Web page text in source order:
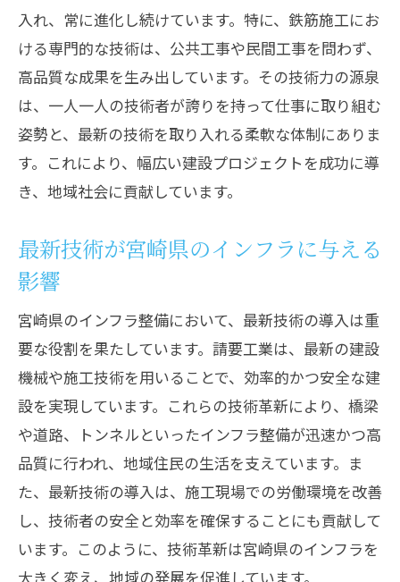
品質管理における先進的な技術の応用
安全と品質を両立する技術的工夫
施工現場での実践例と技術的成果
高品質施工を可能にする技術者たちの挑
戦
宮崎県の建設現場で輝く技術革新の実例
実例で見る技術革新と建設現場の変化
宮崎県の建設プロジェクトにおける技術
技術革新がもたらす現場の効率化と成果
現場での技術活用がもたらす未来への影
建設現場における技術者の挑戦と成長
未来を築く宮崎県の建設技術と地域貢献
地域発展に貢献する未来志向の建設技術
宮崎県の未来を支える建設業界の役割
請要工業が進める地域貢献型プロジェク
入れ、常に進化し続けています。特に、鉄筋施工にお
ける専門的な技術は、公共工事や民間工事を問わず、
高品質な成果を生み出しています。その技術力の源泉
は、一人一人の技術者が誇りを持って仕事に取り組む
姿勢と、最新の技術を取り入れる柔軟な体制にありま
す。これにより、幅広い建設プロジェクトを成功に導
き、地域社会に貢献しています。
最新技術が宮崎県のインフラに与える
影響
宮崎県のインフラ整備において、最新技術の導入は重
要な役割を果たしています。請要工業は、最新の建設
機械や施工技術を用いることで、効率的かつ安全な建
設を実現しています。これらの技術革新により、橋梁
や道路、トンネルといったインフラ整備が迅速かつ高
品質に行われ、地域住民の生活を支えています。ま
た、最新技術の導入は、施工現場での労働環境を改善
し、技術者の安全と効率を確保することにも貢献して
います。このように、技術革新は宮崎県のインフラを
大きく変え、地域の発展を促進しています。